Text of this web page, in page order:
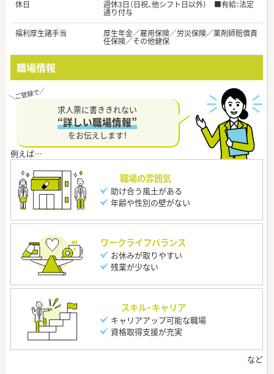
休日
週休3日（日祝、他シフト日以外） ■有給：法定
通り付与
福利厚生諸手当
厚生年金／雇用保険／労災保険／薬剤師賠償責
任保険／その他健保
職場情報
求人票に書ききれない
“詳しい職場情報”
をお伝えします！
職場の雰囲気
助け合う風土がある
年齢や性別の壁がない
ワークライフバランス
お休みが取りやすい
残業が少ない
スキル・キャリア
キャリアアップ可能な職場
資格取得支援が充実